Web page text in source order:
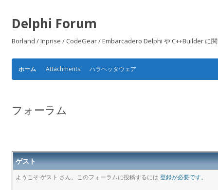
Delphi Forum
Borland / Inprise / CodeGear / Embarcadero Delphi や C++Builder に
ホーム Attachments ハラヘッタウェア
フォーラム
ゲスト
ようこそ ゲスト さん。このフォーラムに投稿するには 登録が必要です。